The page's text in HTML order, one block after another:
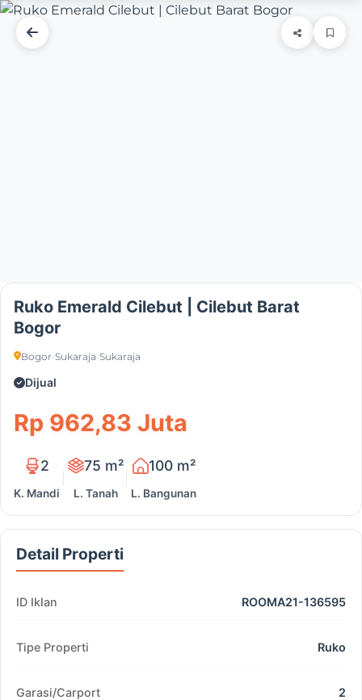
Ruko Emerald Cilebut | Cilebut Barat
Bogor
Bogor›Sukaraja›Sukaraja
Dijual
Rp 962,83 Juta
2
K. Mandi
75 m²
L. Tanah
100 m²
L. Bangunan
Detail Properti
ID Iklan ROOMA21-136595
Tipe Properti Ruko
Garasi/Carport 2